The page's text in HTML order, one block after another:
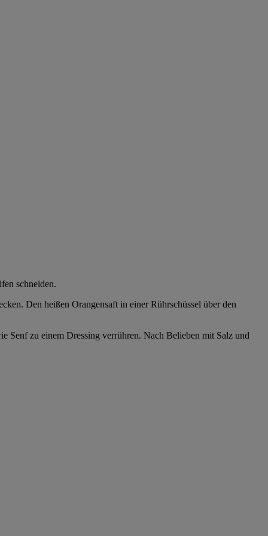
schneiden.
Den heißen Orangensaft in einer Rührschüssel über den
Senf zu einem Dressing verrühren. Nach Belieben mit Salz und